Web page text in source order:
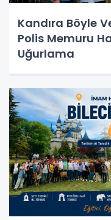
Kandıra Böyle
Polis Memuru
Uğurlama